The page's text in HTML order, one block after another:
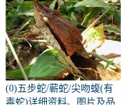
(0)五步蛇/蕲蛇/尖吻蝮(有
毒蛇)详细资料、图片及品